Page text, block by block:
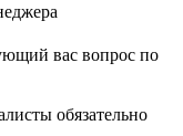
вас вопрос по
обязательно